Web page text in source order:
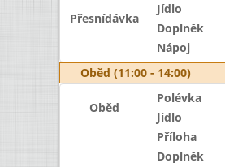
Přesnídávka
Jídlo
Doplněk
Nápoj
Oběd (11:00 - 14:00)
Oběd
Polévka
Jídlo
Příloha
Doplněk